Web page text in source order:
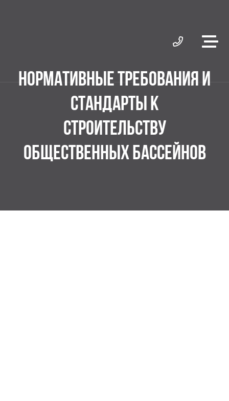
НОРМАТИВНЫЕ ТРЕБОВАНИЯ И
СТАНДАРТЫ К
СТРОИТЕЛЬСТВУ
ОБЩЕСТВЕННЫХ БАССЕЙНОВ